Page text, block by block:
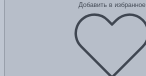
Добавить в избранное